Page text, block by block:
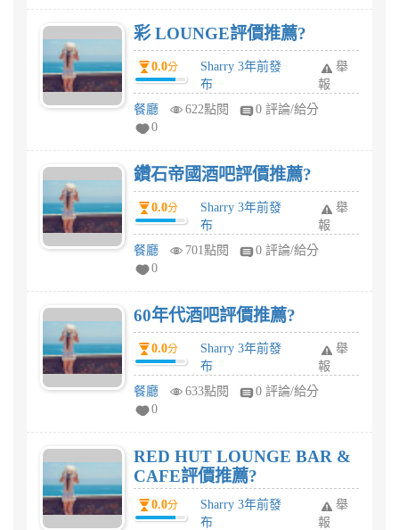
彩 LOUNGE評價推薦?
0.0分
Sharry 3年前發
布
舉
報
餐廳
622點閱
0 評論/給分
0
鑽石帝國酒吧評價推薦?
0.0分
Sharry 3年前發
布
舉
報
餐廳
701點閱
0 評論/給分
0
60年代酒吧評價推薦?
0.0分
Sharry 3年前發
布
舉
報
餐廳
633點閱
0 評論/給分
0
RED HUT LOUNGE BAR &
CAFE評價推薦?
0.0分
Sharry 3年前發
布
舉
報